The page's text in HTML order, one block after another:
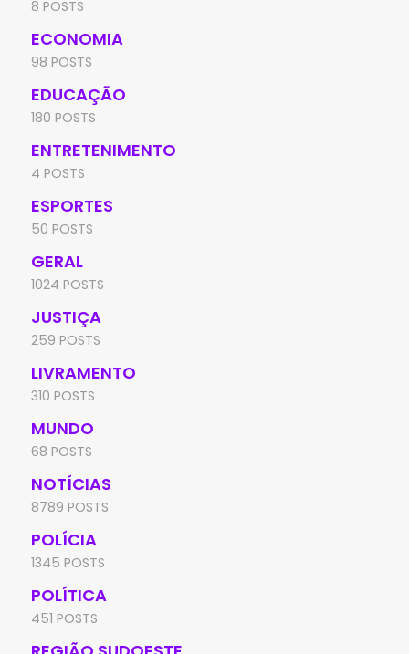
8 POSTS
ECONOMIA
98 POSTS
EDUCAÇÃO
180 POSTS
ENTRETENIMENTO
4 POSTS
ESPORTES
50 POSTS
GERAL
1024 POSTS
JUSTIÇA
259 POSTS
LIVRAMENTO
310 POSTS
MUNDO
68 POSTS
NOTÍCIAS
8789 POSTS
POLÍCIA
1345 POSTS
POLÍTICA
451 POSTS